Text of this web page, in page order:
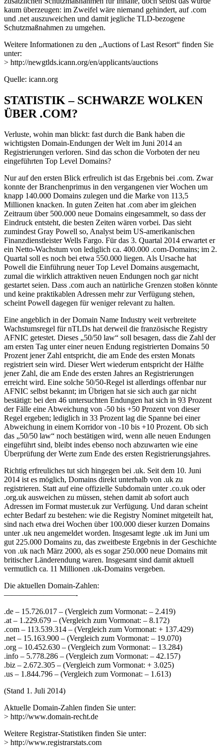
kaum überzeugen: im Zweifel wäre niemand gehindert, auf .com
und .net auszuweichen und damit jegliche TLD-bezogene
Schutzmaßnahmen zu umgehen.
Weitere Informationen zu den „Auctions of Last Resort“ finden Sie
unter:
> http://newgtlds.icann.org/en/applicants/auctions
Quelle: icann.org
STATISTIK – SCHWARZE WOLKEN
ÜBER .COM?
Verluste, wohin man blickt: fast durch die Bank haben die
wichtigsten Domain-Endungen der Welt im Juni 2014 an
Registrierungen verloren. Sind das schon die Vorboten der neu
eingeführten Top Level Domains?
Nur auf den ersten Blick erfreulich ist das Ergebnis bei .com. Zwar
konnte der Branchenprimus in den vergangenen vier Wochen um
knapp 140.000 Domains zulegen und die Marke von 113,5
Millionen knacken. In guten Zeiten hat .com aber im gleichen
Zeitraum über 500.000 neue Domains eingesammelt, so dass der
Eindruck entsteht, die besten Zeiten wären vorbei. Das sieht
zumindest Gray Powell so, Analyst beim US-amerikanischen
Finanzdienstleister Wells Fargo. Für das 3. Quartal 2014 erwartet er
ein Netto-Wachstum von lediglich ca. 400.000 .com-Domains; im 2.
Quartal soll es noch bei etwa 550.000 liegen. Als Ursache hat
Powell die Einführung neuer Top Level Domains ausgemacht,
zumal die wirklich attraktiven neuen Endungen noch gar nicht
gestartet seien. Dass .com auch an natürliche Grenzen stoßen könnte
und keine praktikablen Adressen mehr zur Verfügung stehen,
scheint Powell dagegen für weniger relevant zu halten.
Eine angeblich in der Domain Name Industry weit verbreitete
Wachstumsregel für nTLDs hat derweil die französische Registry
AFNIC getestet. Dieses „50/50 law“ soll besagen, dass die Zahl der
am ersten Tag unter einer neuen Endung registrierten Domains 50
Prozent jener Zahl entspricht, die am Ende des ersten Monats
registriert sein wird. Dieser Wert wiederum entspricht der Hälfte
jener Zahl, die am Ende des ersten Jahres an Registrierungen
erreicht wird. Eine solche 50/50-Regel ist allerdings offenbar nur
AFNIC selbst bekannt; im Übrigen hat sie sich auch gar nicht
bestätigt: bei den 46 untersuchten Endungen hat sich in 93 Prozent
der Fälle eine Abweichung von -50 bis +50 Prozent von dieser
Regel ergeben; lediglich in 33 Prozent lag die Spanne bei einer
Abweichung in einem Korridor von -10 bis +10 Prozent. Ob sich
das „50/50 law“ noch bestätigen wird, wenn alle neuen Endungen
eingeführt sind, bleibt indes ebenso noch abzuwarten wie eine
Überprüfung der Werte zum Ende des ersten Registrierungsjahres.
Richtig erfreuliches tut sich hingegen bei .uk. Seit dem 10. Juni
2014 ist es möglich, Domains direkt unterhalb von .uk zu
registrieren. Statt auf eine offizielle Subdomain unter .co.uk oder
.org.uk ausweichen zu müssen, stehen damit ab sofort auch
Adressen im Format muster.uk zur Verfügung. Und daran scheint
echter Bedarf zu bestehen: wie die Registry Nominet mitgeteilt hat,
sind nach etwa drei Wochen über 100.000 dieser kurzen Domains
unter .uk neu angemeldet worden. Insgesamt legte .uk im Juni um
gut 225.000 Domains zu, das zweitbeste Ergebnis in der Geschichte
von .uk nach März 2000, als es sogar 250.000 neue Domains mit
britischer Länderendung waren. Insgesamt sind damit aktuell
vermutlich ca. 11 Millionen .uk-Domains vergeben.
Die aktuellen Domain-Zahlen:
—————————-
.de – 15.726.017 – (Vergleich zum Vormonat: – 2.419)
.at – 1.229.679 – (Vergleich zum Vormonat: – 8.172)
.com – 113.539.314 – (Vergleich zum Vormonat: + 137.429)
.net – 15.163.900 – (Vergleich zum Vormonat: – 19.070)
.org – 10.452.630 – (Vergleich zum Vormonat: – 13.284)
.info – 5.778.286 – (Vergleich zum Vormonat: – 42.157)
.biz – 2.672.305 – (Vergleich zum Vormonat: + 3.025)
.us – 1.844.796 – (Vergleich zum Vormonat: – 1.613)
(Stand 1. Juli 2014)
Aktuelle Domain-Zahlen finden Sie unter:
> http://www.domain-recht.de
Weitere Registrar-Statistiken finden Sie unter:
> http://www.registrarstats.com